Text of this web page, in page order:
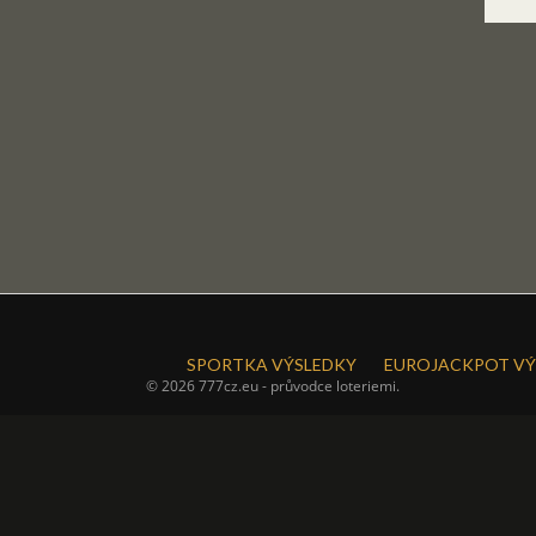
SPORTKA VÝSLEDKY EUROJACKPOT
© 2026 777cz.eu - průvodce loteriemi.